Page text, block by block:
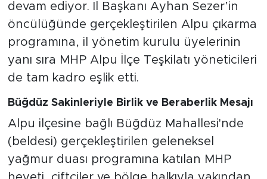
devam ediyor. İl Başkanı Ayhan Sezer’in
öncülüğünde gerçekleştirilen Alpu çıkarma
programına, il yönetim kurulu üyelerinin
yanı sıra MHP Alpu İlçe Teşkilatı yöneticileri
de tam kadro eşlik etti.
Büğdüz Sakinleriyle Birlik ve Beraberlik Mesajı
Alpu ilçesine bağlı Büğdüz Mahallesi'nde
(beldesi) gerçekleştirilen geleneksel
yağmur duası programına katılan MHP